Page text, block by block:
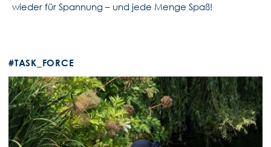
wieder für Spannung – und jede Menge Spaß!
#TASK_FORCE